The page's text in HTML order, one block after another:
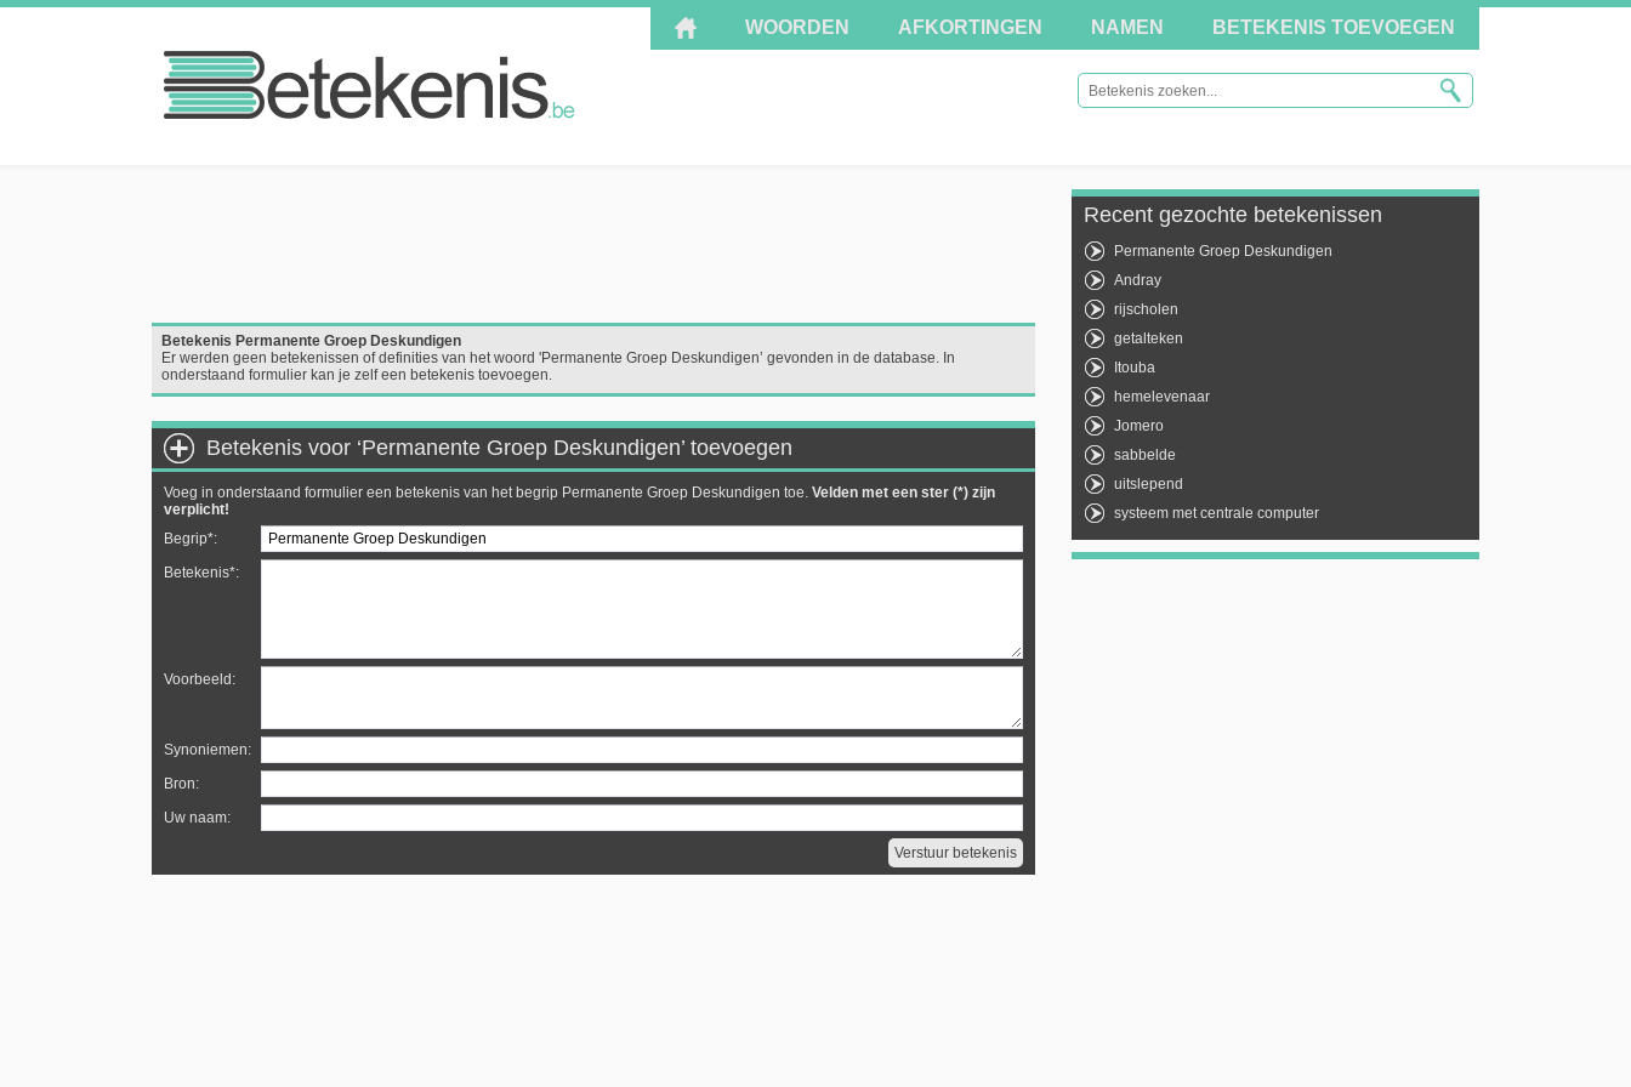
WOORDEN AFKORTINGEN NAMEN BETEKENIS TOEVOEGEN
Betekenis Permanente Groep Deskundigen
Er werden geen betekenissen of definities van het woord 'Permanente Groep Deskundigen’ gevonden in de database. In
onderstaand formulier kan je zelf een betekenis toevoegen.
Betekenis voor ‘Permanente Groep Deskundigen’ toevoegen
Voeg in onderstaand formulier een betekenis van het begrip Permanente Groep Deskundigen toe. Velden met een ster (*) zijn
verplicht!
Begrip*:
Betekenis*:
Voorbeeld:
Synoniemen:
Bron:
Uw naam:
Recent gezochte betekenissen
Permanente Groep Deskundigen
Andray
rijscholen
getalteken
Itouba
hemelevenaar
Jomero
sabbelde
uitslepend
systeem met centrale computer